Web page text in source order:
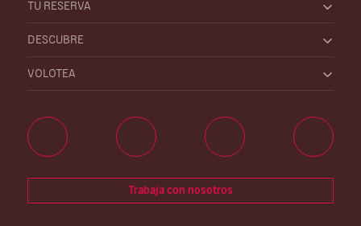
TU RESERVA
DESCUBRE
VOLOTEA
Trabaja con nosotros